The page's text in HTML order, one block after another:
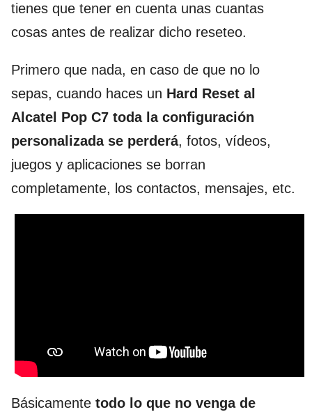
tienes que tener en cuenta unas cuantas
cosas antes de realizar dicho reseteo.
Primero que nada, en caso de que no lo
sepas, cuando haces un Hard Reset al
Alcatel Pop C7 toda la configuración
personalizada se perderá, fotos, vídeos,
juegos y aplicaciones se borran
completamente, los contactos, mensajes, etc.
Básicamente todo lo que no venga de